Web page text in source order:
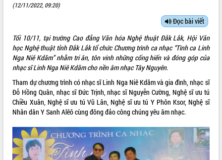
LÃNH ĐẠO UBND TỈNH
SỞ, BAN, NGÀNH
UBND CÁC XÃ, PHƯỜNG
THÔNG TIN CHỈ ĐẠO ĐIỀU HÀNH
HỆ THỐNG VĂN BẢN
VĂN BẢN HĐND TỈNH
ĐIỂM TIN VĂN BẢN
(12/11/2022, 09:20)
Đọc bài viết
Tối 10/11, tại trường Cao đẳng Văn hóa Nghệ thuật Đắk Lắk, Hội Văn
học Nghệ thuật tỉnh Đắk Lắk tổ chức Chương trình ca nhạc “Tình ca Linh
Nga Niê Kdăm” nhằm tri ân, tôn vinh những cống hiến và đóng góp của
nhạc sĩ Linh Nga Niê Kdăm cho nền âm nhạc Tây Nguyên.
Tham dự chương trình có nhạc sĩ Linh Nga Niê Kdăm và gia đình, nhạc sĩ
Đỗ Hồng Quân, nhạc sĩ Đức Trịnh, nhạc sĩ Nguyễn Cường, Nghệ sĩ ưu tú
Chiều Xuân, Nghệ sĩ ưu tú Vũ Lân, Nghệ sĩ ưu tú Y Phôn Ksor, Nghệ sĩ
Nhân dân Y Sanh Alêô cùng đông đảo công chúng yêu âm nhạc.